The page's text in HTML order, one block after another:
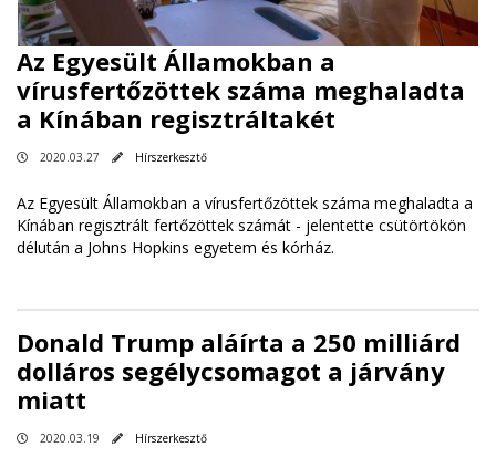
Az Egyesült Államokban a
vírusfertőzöttek száma meghaladta
a Kínában regisztráltakét
2020.03.27 Hírszerkesztő
Az Egyesült Államokban a vírusfertőzöttek száma meghaladta a
Kínában regisztrált fertőzöttek számát - jelentette csütörtökön
délután a Johns Hopkins egyetem és kórház.
Donald Trump aláírta a 250 milliárd
dolláros segélycsomagot a járvány
miatt
2020.03.19 Hírszerkesztő